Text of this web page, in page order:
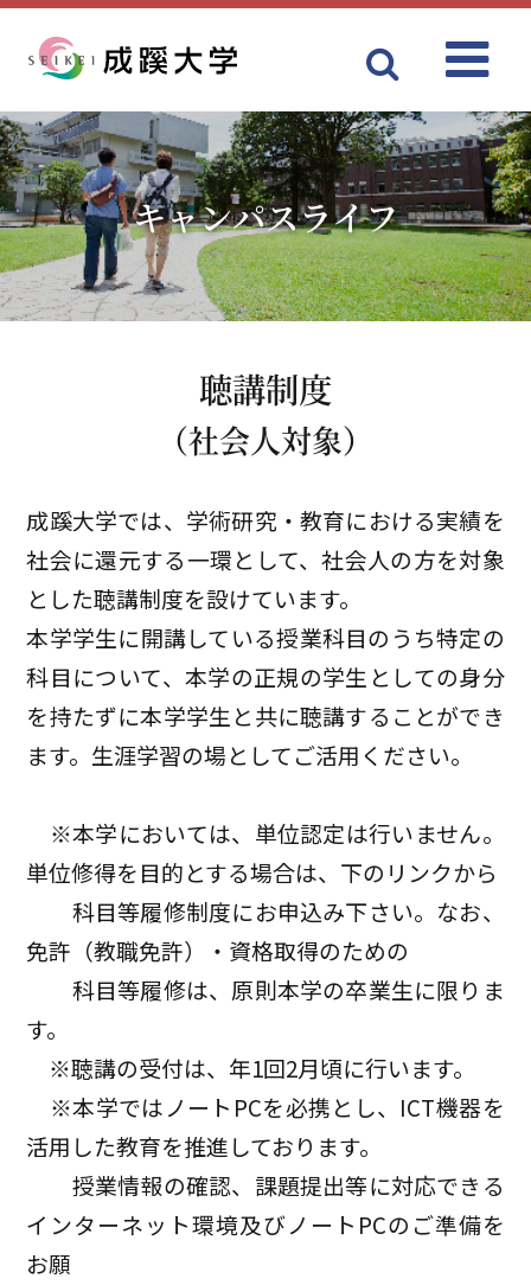
キャンパスライフ
聴講制度
（社会人対象）
成蹊大学では、学術研究・教育における実績を
社会に還元する一環として、社会人の方を対象
とした聴講制度を設けています。
本学学生に開講している授業科目のうち特定の
科目について、本学の正規の学生としての身分
を持たずに本学学生と共に聴講することができ
ます。生涯学習の場としてご活用ください。
※本学においては、単位認定は行いません。
単位修得を目的とする場合は、下のリンクから
科目等履修制度にお申込み下さい。なお、
免許（教職免許）・資格取得のための
科目等履修は、原則本学の卒業生に限りま
す。
※聴講の受付は、年1回2月頃に行います。
※本学ではノートPCを必携とし、ICT機器を
活用した教育を推進しております。
授業情報の確認、課題提出等に対応できる
インターネット環境及びノートPCのご準備を
お願